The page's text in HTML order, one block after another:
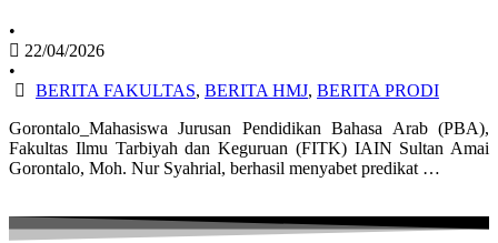
•
22/04/2026
•
BERITA FAKULTAS, BERITA HMJ, BERITA PRODI
Gorontalo_Mahasiswa Jurusan Pendidikan Bahasa Arab (PBA),
Fakultas Ilmu Tarbiyah dan Keguruan (FITK) IAIN Sultan Amai
Gorontalo, Moh. Nur Syahrial, berhasil menyabet predikat …